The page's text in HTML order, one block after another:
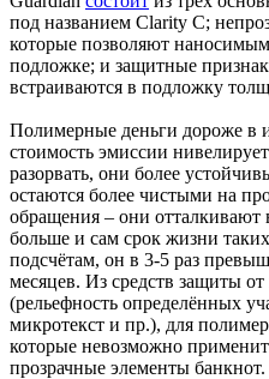
под названием Clarity C;
которые позволяют
подложке; и защитные
встраиваются в подложку
Полимерные деньги дороже в
стоимость эмиссии
разорвать, они более
остаются более чистыми на
обращения – они
больше и сам срок жизни
подсчётам, он в 3-5 раз
месяцев. Из средств защиты
(рельефность определённых
микротекст и пр.), для
которые невозможно
прозрачные элементы банкнот.